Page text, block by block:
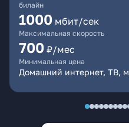
билайн
1000 мбит/сек
Максимальная скорость
700 ₽/мес
Минимальная цена
Домашний интернет, ТВ,